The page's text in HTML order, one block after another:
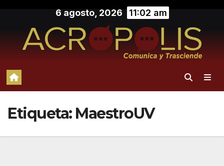
contenido
6 agosto, 2026 11:02 am
Etiqueta: MaestroUV